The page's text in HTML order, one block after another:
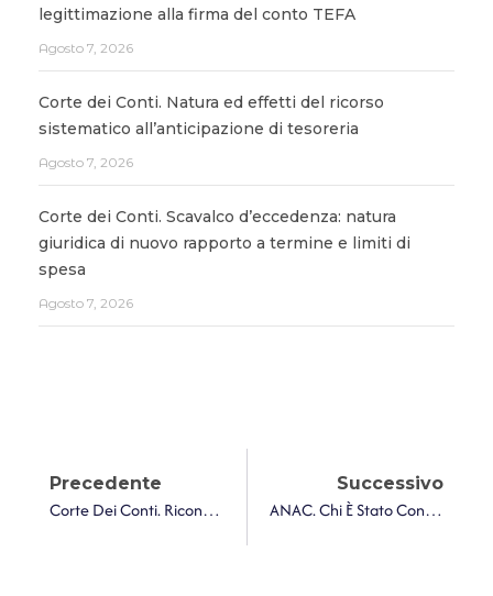
legittimazione alla firma del conto TEFA
Agosto 7, 2026
Corte dei Conti. Natura ed effetti del ricorso
sistematico all’anticipazione di tesoreria
Agosto 7, 2026
Corte dei Conti. Scavalco d’eccedenza: natura
giuridica di nuovo rapporto a termine e limiti di
spesa
Agosto 7, 2026
Precedente
Corte Dei Conti. Riconoscimento Delle Spese Di Somma Urgenza: Necessaria La Delibera Consiliare E L’utilizzo Di Perizie Tecniche
Successivo
ANAC. Chi È Stato Consigliere Comunale Non Può Presiedere L’azienda Di Servizi Locali